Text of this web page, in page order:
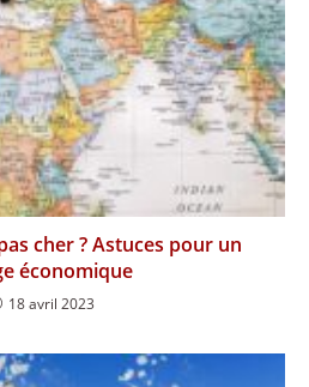
cher ? Astuces pour un
économique
18 avril 2023